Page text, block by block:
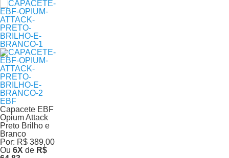
EBF
Capacete EBF
Opium Attack
Preto Brilho e
Branco
Por: R$ 389,00
Ou 6X de R$